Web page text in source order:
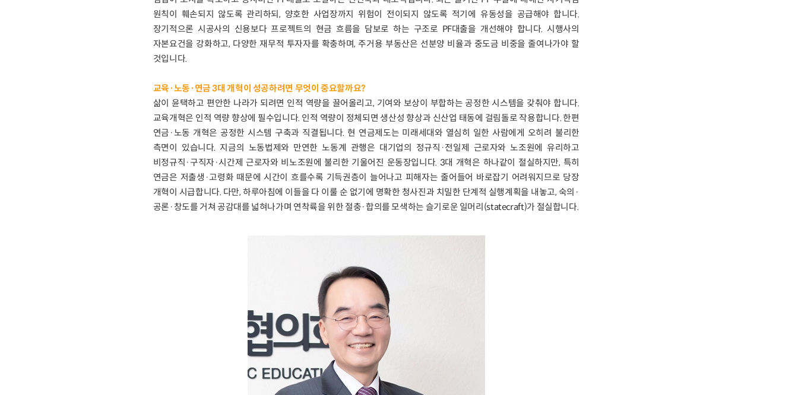
원칙이 훼손되지 않도록 관리하되, 양호한 사업장까지 위험이 전이되지 않도록 적기에 유동성을 공급해야 합니다.
장기적으론 시공사의 신용보다 프로젝트의 현금 흐름을 담보로 하는 구조로 PF대출을 개선해야 합니다. 시행사의
자본요건을 강화하고, 다양한 재무적 투자자를 확충하며, 주거용 부동산은 선분양 비율과 중도금 비중을 줄여나가야 할
것입니다.
교육·노동·연금 3대 개혁이 성공하려면 무엇이 중요할까요?
삶이 윤택하고 편안한 나라가 되려면 인적 역량을 끌어올리고, 기여와 보상이 부합하는 공정한 시스템을 갖춰야 합니다.
교육개혁은 인적 역량 향상에 필수입니다. 인적 역량이 정체되면 생산성 향상과 신산업 태동에 걸림돌로 작용합니다. 한편
연금·노동 개혁은 공정한 시스템 구축과 직결됩니다. 현 연금제도는 미래세대와 열심히 일한 사람에게 오히려 불리한
측면이 있습니다. 지금의 노동법제와 만연한 노동계 관행은 대기업의 정규직·전일제 근로자와 노조원에 유리하고
비정규직·구직자·시간제 근로자와 비노조원에 불리한 기울어진 운동장입니다. 3대 개혁은 하나같이 절실하지만, 특히
연금은 저출생·고령화 때문에 시간이 흐를수록 기득권층이 늘어나고 피해자는 줄어들어 바로잡기 어려워지므로 당장
개혁이 시급합니다. 다만, 하루아침에 이들을 다 이룰 순 없기에 명확한 청사진과 치밀한 단계적 실행계획을 내놓고, 숙의·
공론·창도를 거쳐 공감대를 넓혀나가며 연착륙을 위한 절충·합의를 모색하는 슬기로운 일머리(statecraft)가 절실합니다.